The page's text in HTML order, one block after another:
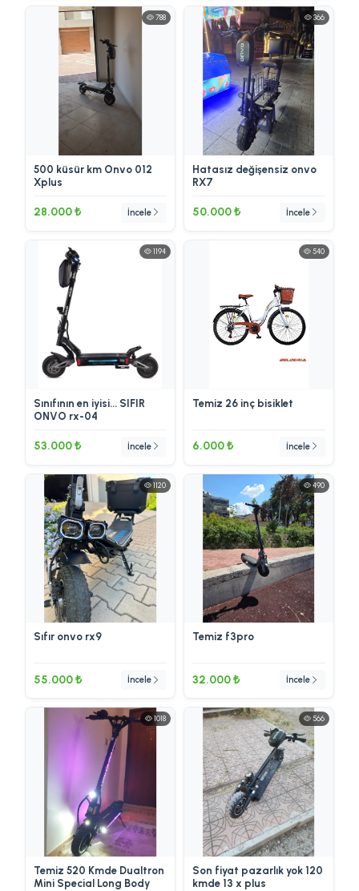
788
500 küsür km Onvo 012
Xplus
28.000 ₺ İncele
366
Hatasız değişensiz onvo
RX7
50.000 ₺ İncele
1194
Sınıfının en iyisi... SIFIR
ONVO rx-04
53.000 ₺ İncele
540
Temiz 26 inç bisiklet
6.000 ₺ İncele
1120
Sıfır onvo rx9
55.000 ₺ İncele
490
Temiz f3pro
32.000 ₺ İncele
1018
Temiz 520 Kmde Dualtron
Mini Special Long Body
566
Son fiyat pazarlık yok 120
kmde 13 x plus